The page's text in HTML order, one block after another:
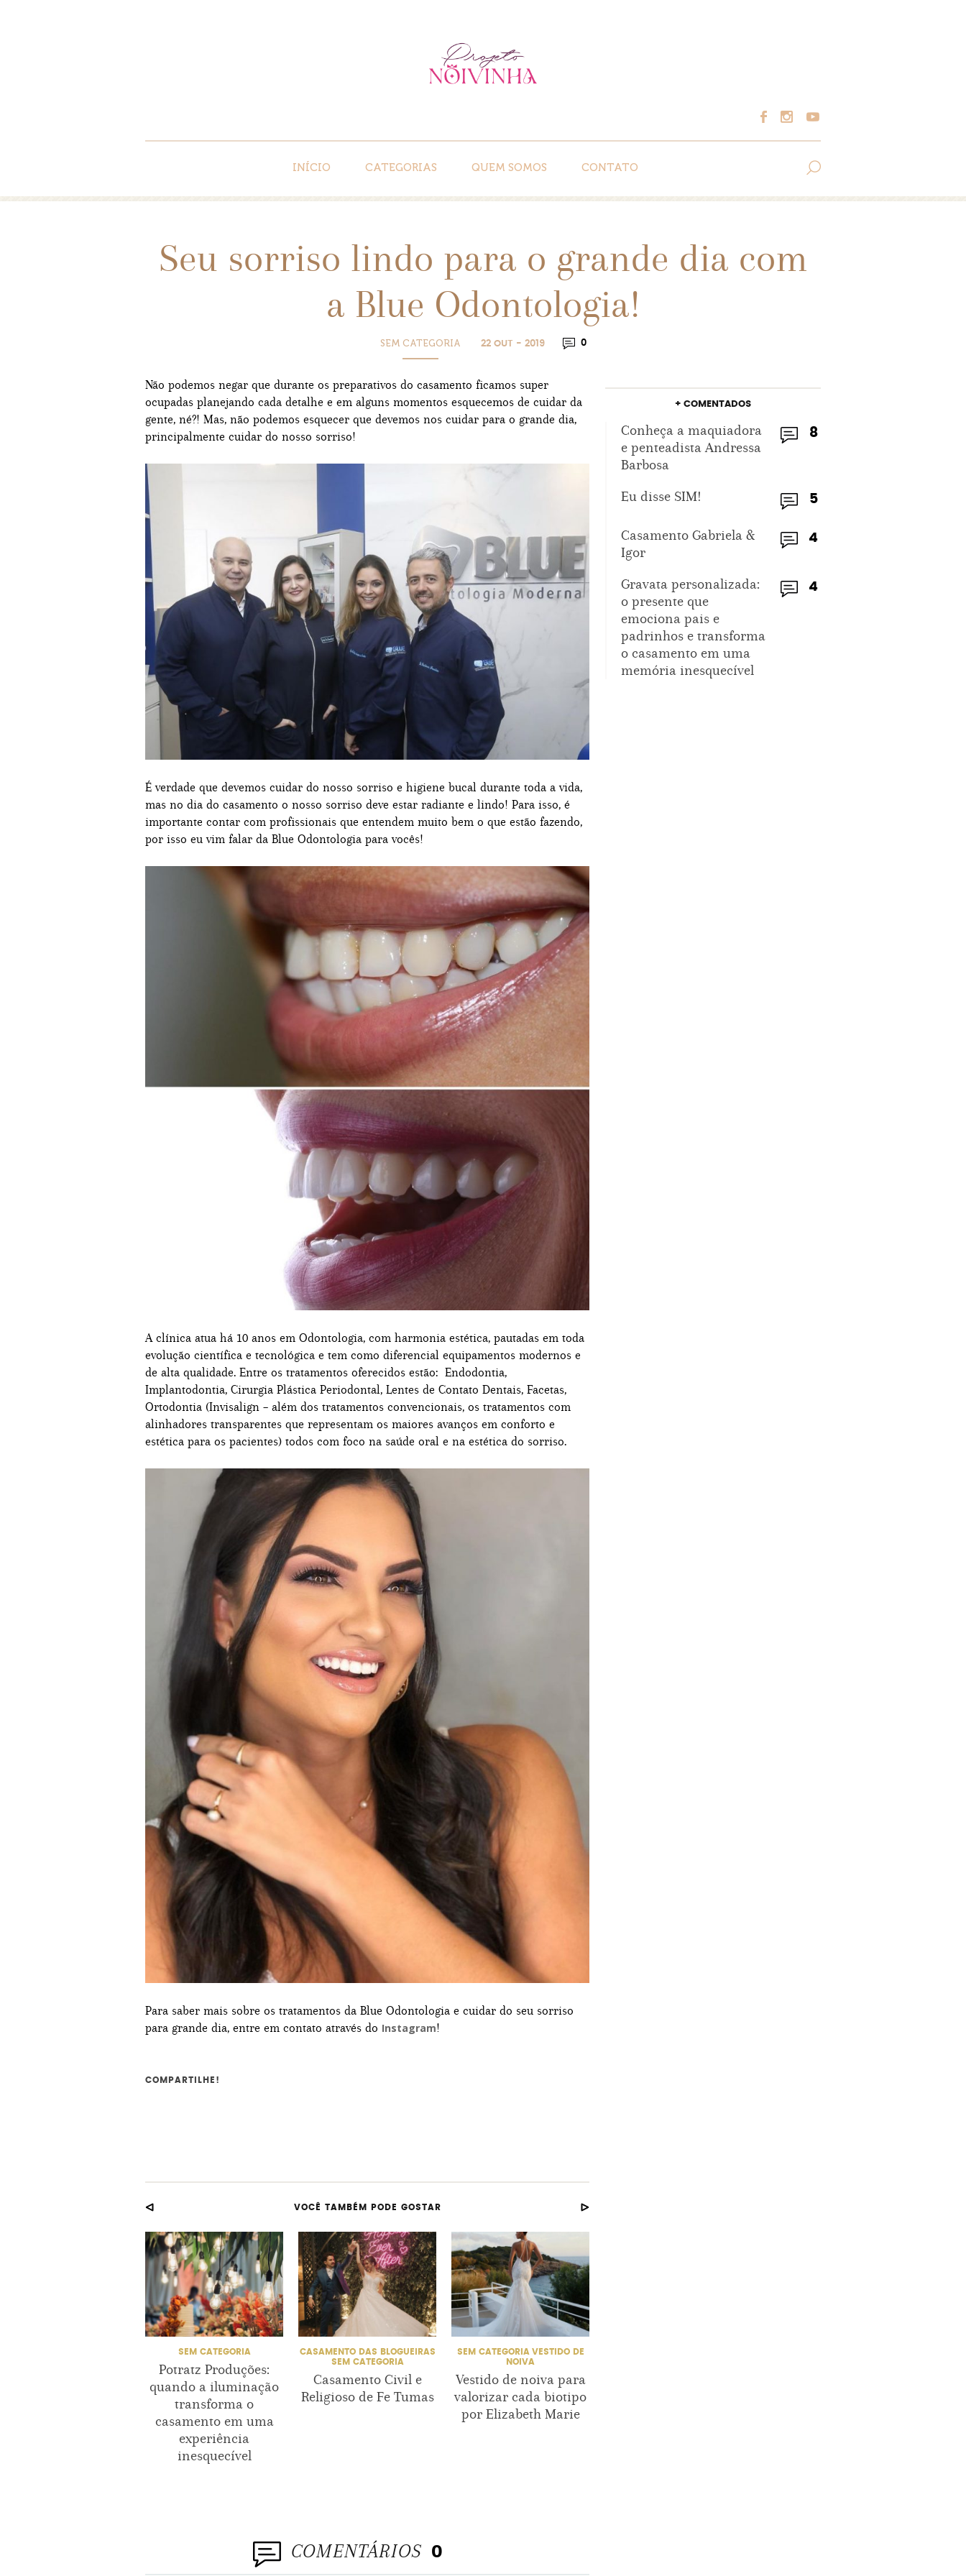
INÍCIO CATEGORIAS QUEM SOMOS CONTATO
Seu sorriso lindo para o grande dia com
a Blue Odontologia!
SEM CATEGORIA 22 OUT - 2019 0
Não podemos negar que durante os preparativos do casamento ficamos super
ocupadas planejando cada detalhe e em alguns momentos esquecemos de cuidar da
gente, né?! Mas, não podemos esquecer que devemos nos cuidar para o grande dia,
principalmente cuidar do nosso sorriso!
É verdade que devemos cuidar do nosso sorriso e higiene bucal durante toda a vida,
mas no dia do casamento o nosso sorriso deve estar radiante e lindo! Para isso, é
importante contar com profissionais que entendem muito bem o que estão fazendo,
por isso eu vim falar da Blue Odontologia para vocês!
A clínica atua há 10 anos em Odontologia, com harmonia estética, pautadas em toda
evolução científica e tecnológica e tem como diferencial equipamentos modernos e
de alta qualidade. Entre os tratamentos oferecidos estão: Endodontia,
Implantodontia, Cirurgia Plástica Periodontal, Lentes de Contato Dentais, Facetas,
Ortodontia (Invisalign – além dos tratamentos convencionais, os tratamentos com
alinhadores transparentes que representam os maiores avanços em conforto e
estética para os pacientes) todos com foco na saúde oral e na estética do sorriso.
Para saber mais sobre os tratamentos da Blue Odontologia e cuidar do seu sorriso
para grande dia, entre em contato através do Instagram!
COMPARTILHE!
VOCÊ TAMBÉM PODE GOSTAR
SEM CATEGORIA
Potratz Produções:
quando a iluminação
transforma o
casamento em uma
experiência
inesquecível
CASAMENTO DAS BLOGUEIRAS
SEM CATEGORIA
Casamento Civil e
Religioso de Fe Tumas
SEM CATEGORIA VESTIDO DE
NOIVA
Vestido de noiva para
valorizar cada biotipo
por Elizabeth Marie
COMENTÁRIOS 0
+ COMENTADOS
8
Conheça a maquiadora
e penteadista Andressa
Barbosa
5
Eu disse SIM!
4
Casamento Gabriela &
Igor
4
Gravata personalizada:
o presente que
emociona pais e
padrinhos e transforma
o casamento em uma
memória inesquecível